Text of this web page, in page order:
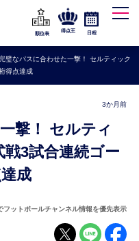
順位表
得点王 日程
璧なパスに合わせた一撃！ セルティック
得点達成
3か月前
3試合連続ゴー
成
フットボールチャンネル情報を優先表示